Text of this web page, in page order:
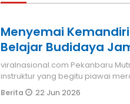
Menyemai
Belajar Budidaya
viralnasional.com Pekanbaru Mutmainah terlihat fokus mengamati
instruktur yang begitu piawai
(baglog).
Berita 22 Jun 2026